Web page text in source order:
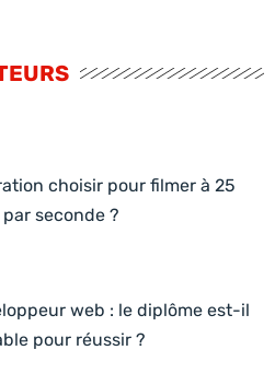
choisir pour filmer à 25
seconde ?
web : le diplôme est-il
pour réussir ?